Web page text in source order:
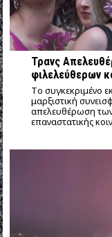
Τρανς
φιλελεύθερων
Tο συγκεκριμένο
μαρξιστική
απελευθέρωση
επαναστατικής